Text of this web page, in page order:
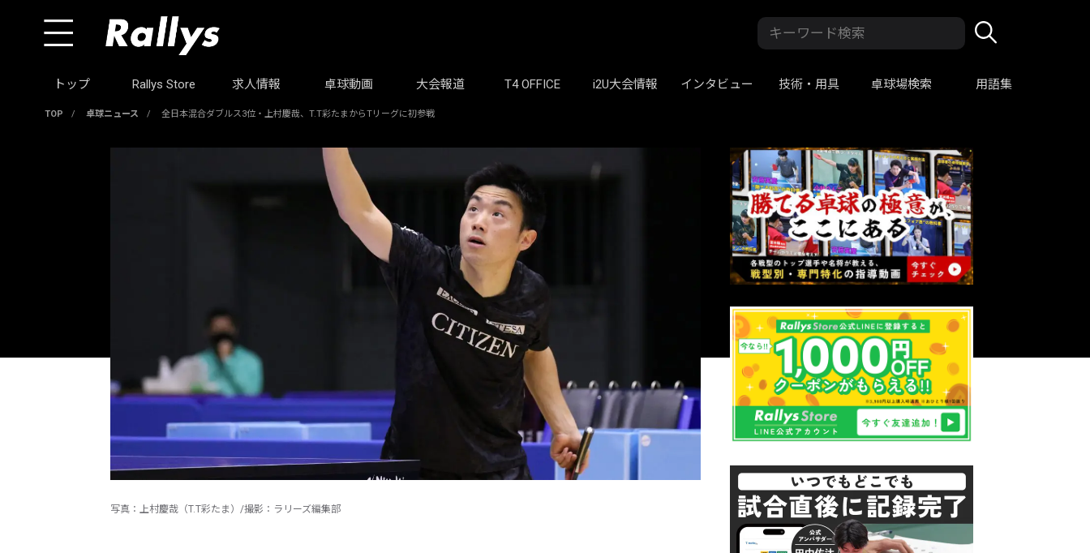
トップ Rallys Store 求人情報 卓球動画 大会報道 T4 OFFICE i2U大会情報 インタビュー 技術・用具 卓球場検索 用語集
TOP / 卓球ニュース / 全日本混合ダブルス3位・上村慶哉、T.T彩たまからTリーグに初参戦
写真：上村慶哉（T.T彩たま）/撮影：ラリーズ編集部